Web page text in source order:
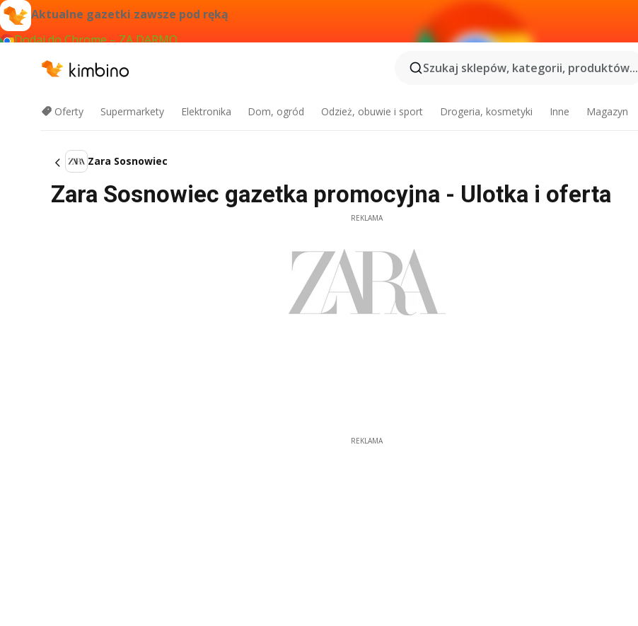
Aktualne gazetki zawsze pod ręką
Dodaj do Chrome – ZA DARMO
Szukaj sklepów, kategorii, produktów...
Oferty Supermarkety Elektronika Dom, ogród Odzież, obuwie i sport Drogeria, kosmetyki Inne Magazyn
Zara Sosnowiec
Zara Sosnowiec gazetka promocyjna - Ulotka i oferta
REKLAMA
REKLAMA